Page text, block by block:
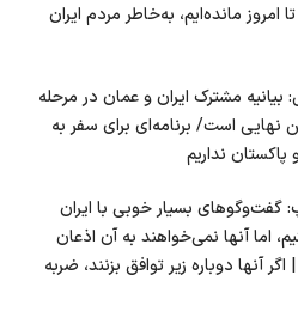
امروز مانده‌ایم، به‌خاطر مردم ایران
بیانیه مشترک ایران و عمان در مرحله
نهایی است/ برنامه‌ای برای سفر به
پاکستان نداریم
گفت‌و‌گو‌های بسیار خوبی با ایران
اما آنها نمی‌خواهند به آن اذعان
اگر آنها دوباره زیر توافق بزنند، ضربه